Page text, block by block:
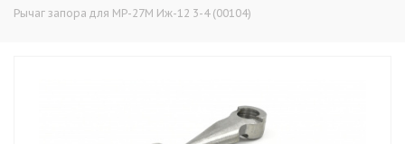
Рычаг запора для MP-27M Иж-12 3-4 (00104)